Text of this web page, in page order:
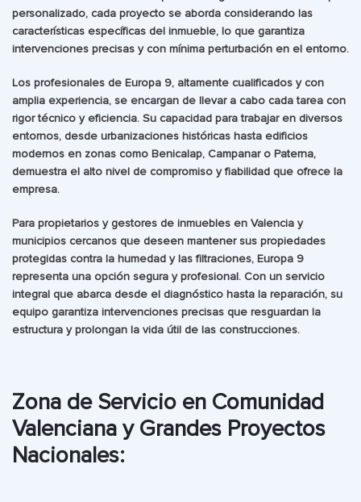
personalizado, cada proyecto se aborda considerando las
características específicas del inmueble, lo que garantiza
intervenciones precisas y con mínima perturbación en el entorno.
Los profesionales de Europa 9, altamente cualificados y con
amplia experiencia, se encargan de llevar a cabo cada tarea con
rigor técnico y eficiencia. Su capacidad para trabajar en diversos
entornos, desde urbanizaciones históricas hasta edificios
modernos en zonas como Benicalap, Campanar o Paterna,
demuestra el alto nivel de compromiso y fiabilidad que ofrece la
empresa.
Para propietarios y gestores de inmuebles en Valencia y
municipios cercanos que deseen mantener sus propiedades
protegidas contra la humedad y las filtraciones, Europa 9
representa una opción segura y profesional. Con un servicio
integral que abarca desde el diagnóstico hasta la reparación, su
equipo garantiza intervenciones precisas que resguardan la
estructura y prolongan la vida útil de las construcciones.
Zona de Servicio en Comunidad
Valenciana y Grandes Proyectos
Nacionales: